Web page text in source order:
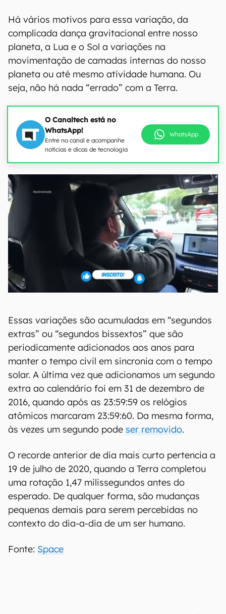
Há vários motivos para essa variação, da
complicada dança gravitacional entre nosso
planeta, a Lua e o Sol a variações na
movimentação de camadas internas do nosso
planeta ou até mesmo atividade humana. Ou
seja, não há nada “errado” com a Terra.
O Canaltech está no
WhatsApp!
Entre no canal e acompanhe
notícias e dicas de tecnologia
WhatsApp
Essas variações são acumuladas em “segundos
extras” ou “segundos bissextos” que são
periodicamente adicionados aos anos para
manter o tempo civil em sincronia com o tempo
solar. A última vez que adicionamos um segundo
extra ao calendário foi em 31 de dezembro de
2016, quando após as 23:59:59 os relógios
atômicos marcaram 23:59:60. Da mesma forma,
às vezes um segundo pode ser removido.
O recorde anterior de dia mais curto pertencia a
19 de julho de 2020, quando a Terra completou
uma rotação 1,47 milissegundos antes do
esperado. De qualquer forma, são mudanças
pequenas demais para serem percebidas no
contexto do dia-a-dia de um ser humano.
Fonte: Space